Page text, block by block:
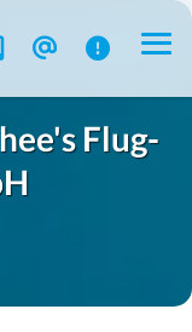
Flug-